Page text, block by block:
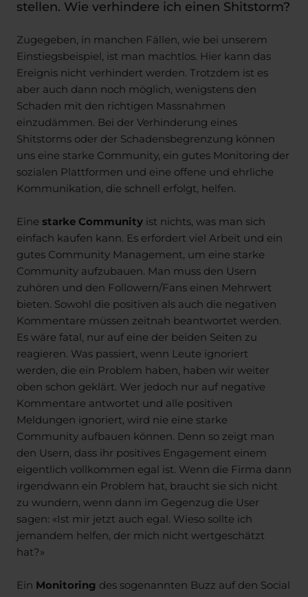
stellen. Wie verhindere ich einen Shitstorm?
Zugegeben, in manchen Fällen, wie bei unserem
Einstiegsbeispiel, ist man machtlos. Hier kann das
Ereignis nicht verhindert werden. Trotzdem ist es
aber auch dann noch möglich, wenigstens den
Schaden mit den richtigen Massnahmen
einzudämmen. Bei der Verhinderung eines
Shitstorms oder der Schadensbegrenzung können
uns eine starke Community, ein gutes Monitoring der
sozialen Plattformen und eine offene und ehrliche
Kommunikation, die schnell erfolgt, helfen.
Eine starke Community ist nichts, was man sich
einfach kaufen kann. Es erfordert viel Arbeit und ein
gutes Community Management, um eine starke
Community aufzubauen. Man muss den Usern
zuhören und den Followern/Fans einen Mehrwert
bieten. Sowohl die positiven als auch die negativen
Kommentare müssen zeitnah beantwortet werden.
Es wäre fatal, nur auf eine der beiden Seiten zu
reagieren. Was passiert, wenn Leute ignoriert
werden, die ein Problem haben, haben wir weiter
oben schon geklärt. Wer jedoch nur auf negative
Kommentare antwortet und alle positiven
Meldungen ignoriert, wird nie eine starke
Community aufbauen können. Denn so zeigt man
den Usern, dass ihr positives Engagement einem
eigentlich vollkommen egal ist. Wenn die Firma dann
irgendwann ein Problem hat, braucht sie sich nicht
zu wundern, wenn dann im Gegenzug die User
sagen: «Ist mir jetzt auch egal. Wieso sollte ich
jemandem helfen, der mich nicht wertgeschätzt
hat?»
Ein Monitoring des sogenannten Buzz auf den Social